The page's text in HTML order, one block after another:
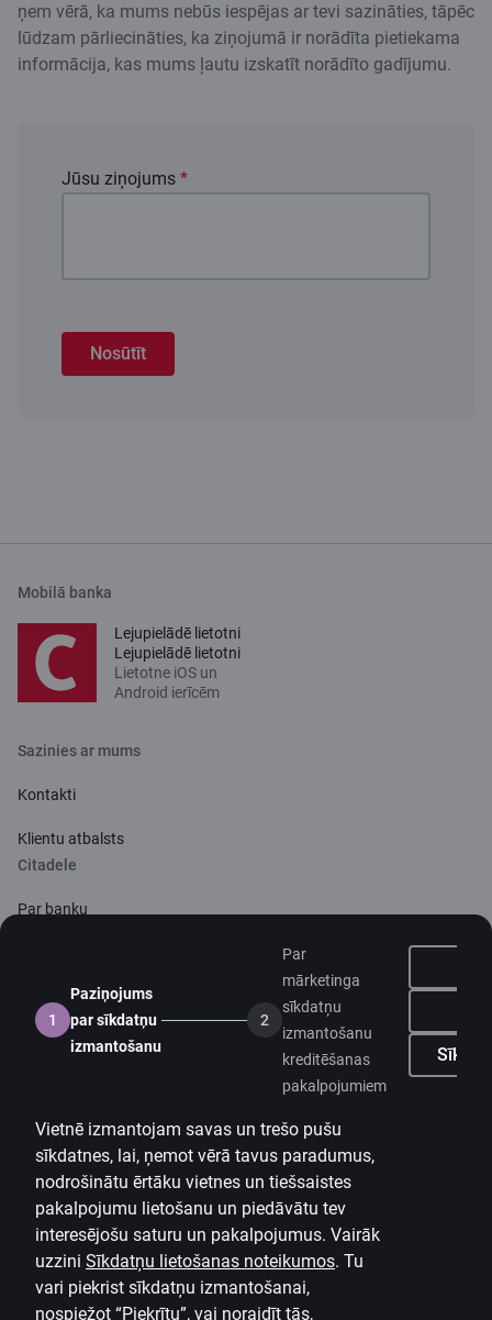
1
Paziņojums
par sīkdatņu
izmantošanu
2
Par
mārketinga
sīkdatņu
izmantošanu
kreditēšanas
pakalpojumiem
Vietnē izmantojam savas un trešo pušu
sīkdatnes, lai, ņemot vērā tavus paradumus,
nodrošinātu ērtāku vietnes un tiešsaistes
pakalpojumu lietošanu un piedāvātu tev
interesējošu saturu un pakalpojumus. Vairāk
uzzini Sīkdatņu lietošanas noteikumos. Tu
vari piekrist sīkdatņu izmantošanai,
nospiežot “Piekrītu”, vai noraidīt tās,
ņem vērā, ka mums nebūs iespējas ar tevi sazināties, tāpēc
lūdzam pārliecināties, ka ziņojumā ir norādīta pietiekama
informācija, kas mums ļautu izskatīt norādīto gadījumu.
Jūsu ziņojums *
Nosūtīt
Mobilā banka
Lejupielādē lietotni
Lejupielādē lietotni
Lietotne iOS un
Android ierīcēm
Sazinies ar mums
Kontakti
Klientu atbalsts
Citadele
Par banku
Citadeles blogs
Sīkdatņu iestatījumi
Personas datu apstrāde un aizsardzība
Noderīgi
Cenrādis privātpersonām
Cenrādis uzņēmumiem